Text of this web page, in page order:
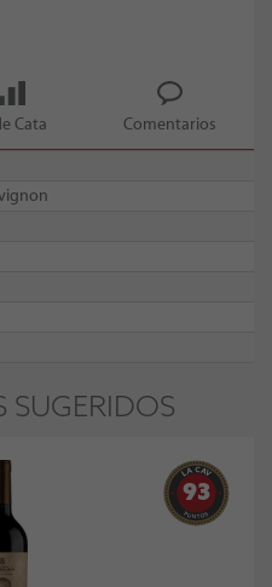
Cata Comentarios
SUGERIDOS
93